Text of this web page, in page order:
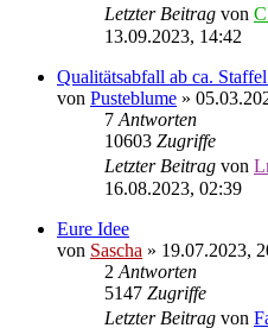
Letzter Beitrag von
13.09.2023, 14:42
Qualitätsabfall ab ca.
von Pusteblume »
7 Antworten
10603 Zugriffe
Letzter Beitrag von
16.08.2023, 02:39
Eure Idee
von Sascha » 19.07.2023,
2 Antworten
5147 Zugriffe
Letzter Beitrag von